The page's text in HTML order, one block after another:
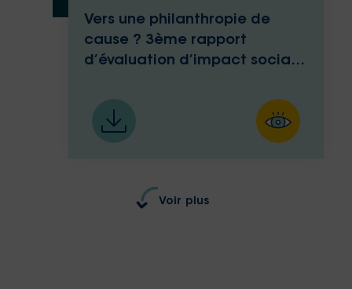
Vers une philanthropie de
cause ? 3ème rapport
d’évaluation d’impact social
Voir plus